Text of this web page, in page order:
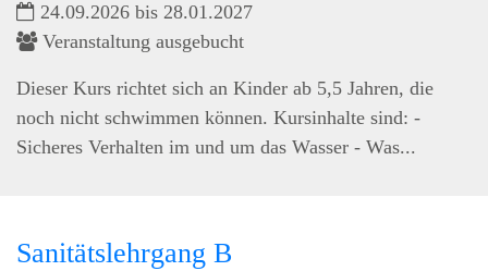
24.09.2026 bis 28.01.2027
Veranstaltung ausgebucht
Dieser Kurs richtet sich an Kinder ab 5,5 Jahren, die
noch nicht schwimmen können. Kursinhalte sind: -
Sicheres Verhalten im und um das Wasser - Was...
Sanitätslehrgang B